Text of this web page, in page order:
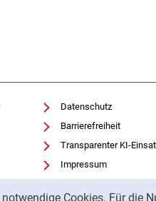
Cookies. Für die
Datenschutz
Barrierefreiheit
Transparenter KI-
Impressum